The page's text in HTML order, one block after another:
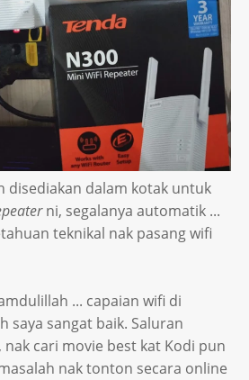
disediakan dalam kotak untuk
ni, segalanya automatik ...
teknikal nak pasang wifi
... capaian wifi di
saya sangat baik. Saluran
cari movie best kat Kodi pun
nak tonton secara online